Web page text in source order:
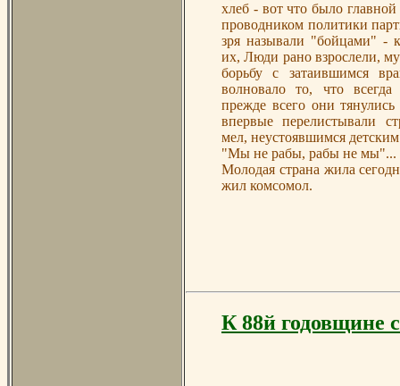
хлеб - вот что было
проводником политики
зря называли "бойцами" -
их, Люди рано взрослели,
борьбу с затаившимся
волновало то, что
прежде всего они
впервые перелистывали
мел, неустоявшимся
"Мы не рабы, рабы не мы"...
Молодая страна жила
жил комсомол.
К 88й годовщине